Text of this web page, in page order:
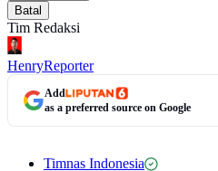
Batal
Tim Redaksi
HenryReporter
Add
as a preferred source on Google
Timnas Indonesia